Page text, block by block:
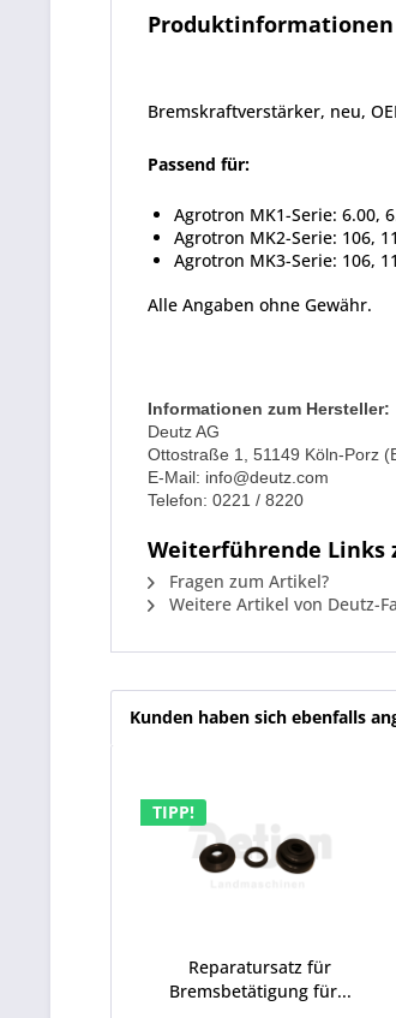
Produktinformationen
Bremskraftverstärker, neu,
Passend für:
Agrotron MK1-Serie: 6.00,
Agrotron MK2-Serie: 106,
Agrotron MK3-Serie: 106,
Alle Angaben ohne Gewähr.
Informationen zum Hersteller:
Deutz AG
Ottostraße 1, 51149 Köln-Porz
E-Mail: info@deutz.com
Telefon: 0221 / 8220
Weiterführende Links
Fragen zum Artikel?
Weitere Artikel von Deutz-
Kunden haben sich ebenfalls
TIPP!
Reparatursatz für
Bremsbetätigung für...